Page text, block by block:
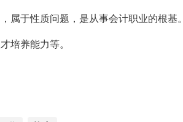
于性质问题，是从事会计职业的根基。
培养能力等。